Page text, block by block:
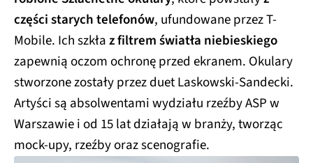
części starych telefonów, ufundowane przez T-
Mobile. Ich szkłaz filtrem światła niebieskiego
zapewnią oczom ochronę przed ekranem. Okulary
stworzone zostały przez duet Laskowski-Sandecki.
Artyści są absolwentami wydziału rzeźby ASP w
Warszawie i od 15 lat działają w branży, tworząc
mock-upy, rzeźby oraz scenografie.